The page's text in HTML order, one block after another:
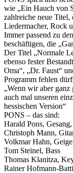
wie „Ein Hauch von
zahlreiche neue
Liedermacher, Rock
Immer passend zu
beschäftigen, die
Der Titel „Normale
ebenso fester
Oma“, „Dr. Faust“
Programm fehlen
„Wenn wir aber
auch mal unseren
hessischen Version“
PONS – das sind:
Harald Pons,
Christoph Mann,
Volkmar Hahn,
Tom Steinel, Bass
Thomas Klanitza,
Rainer Hofmann-